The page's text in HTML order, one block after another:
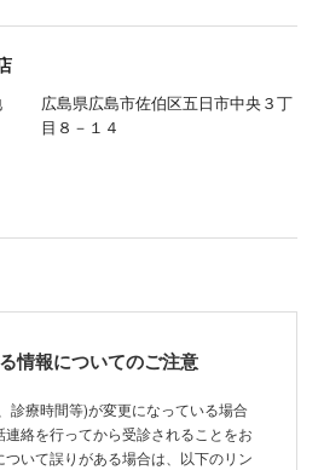
広島県広島市佐伯区五日市中央３丁
目８－１４
情報についてのご注意
診療時間等)が変更になっている場合
絡を行ってから受診されることをお
いて誤りがある場合は、以下のリン